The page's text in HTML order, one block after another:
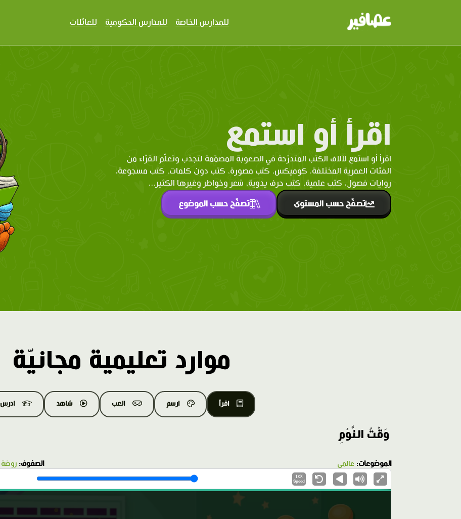
للمدارس الخاصة للمدارس الحكومية للعائلات
اقرأ أو استمع
اقرأ أو استمع لآلاف الكتب المتدرّحة في الصعوبة المصمّمة لتجذب وتعلّم القرّاء من
الفئات العمرية المختلفة. كوميكس، كتب مصورة، كتب دون كلمات، كتب مسجوعة،
روايات فصول، كتب علمية، كتب حرف يدوية، شعر وخواطر وغيرها الكثير...
تصفّح حسب المستوى تصفّح حسب الموضوع
موارد تعليمية مجانيّة
اقرأ ارسم العب شاهد ادرس
وَقْتُ النَّوْمِ
الموضوعات: عالمي الصفوف: روضة 1
1.0X
Speed